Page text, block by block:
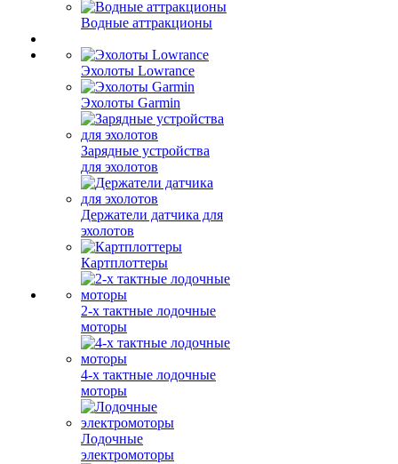
Водные аттракционы
Эхолоты Lowrance
Эхолоты Garmin
Зарядные устройства
для эхолотов
Держатели датчика для
эхолотов
Картплоттеры
2-х тактные лодочные
моторы
4-х тактные лодочные
моторы
Лодочные
электромоторы